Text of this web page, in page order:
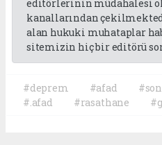
editörlerinin müdahalesi
kanallarından
alan hukuki muhataplar
sitemizin hiç bir editörü
#deprem #afad
#.afad
#rasathane